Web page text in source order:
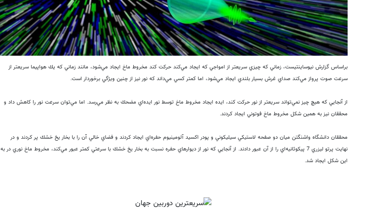
براساس گزارش نيوساينتيست، زماني كه چيزي سريعتر از امواجي كه ايجاد مي‌كند حركت كند مخروط ماخ ايجاد مي‌شود، مانند زماني كه يك هواپيما سريعتر از
سرعت صوت پرواز مي‌كند صداي غرش بسيار بلندي ايجاد مي‌شود، اما كمتر كسي مي‌داند كه نور نيز از چنين ويژگي برخوردار است.
از آنجايي كه هيچ چيز نمي‌تواند سريعتر از نور حركت كند، ايده ايجاد مخروط ماخ توسط نور ايده‌اي مضحك به نظر مي‌رسد. اما مي‌توان سرعت نور را كاهش داد و
محققان نيز به همين شكل مخروط ماخ فوتوني ايجاد كردند.
محققان دانشگاه واشنگتن ميان دو صفحه لاستيكي سيليكوني و پودر اكسيد آلومينيوم حفره‌اي ايجاد كردند و فضاي خالي آن را با بخار يخ خشك پر كردند و در
نهايت پرتو ليزري 7 پيكوثانيه‌اي را از آن عبور دادند. از آنجايي كه نور از ديوارهاي حفره نسبت به بخار يخ خشك با سرعتي كمتر عبور مي‌كند، مخروط ماخ نوري در به
اين شكل ايجاد شد.